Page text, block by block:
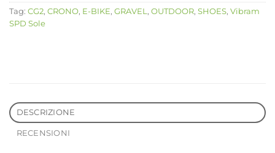
Tag: CG2, CRONO, E-BIKE, GRAVEL , OUTDOOR, SHOES, Vibram
SPD Sole
DESCRIZIONE
RECENSIONI